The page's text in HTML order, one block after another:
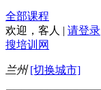
全部课程
欢迎， 客人 | 请登录
搜培训网
兰州 [切换城市]